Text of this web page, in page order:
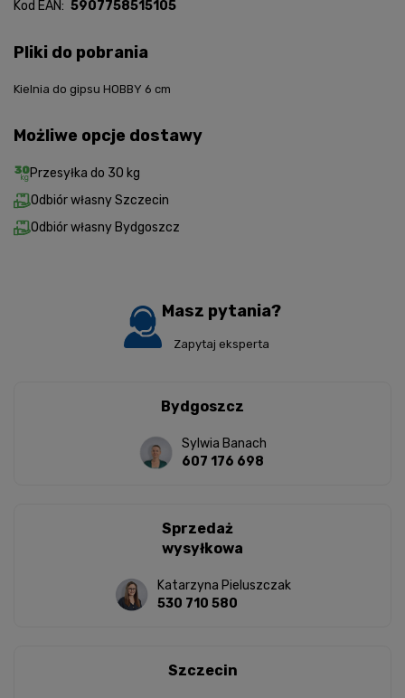
Kod EAN: 5907758515105
Pliki do pobrania
Kielnia do gipsu HOBBY 6 cm
Możliwe opcje dostawy
Przesyłka do 30 kg
Odbiór własny Szczecin
Odbiór własny Bydgoszcz
Masz pytania?
Zapytaj eksperta
Szczecin
Bydgoszcz
Sylwia Banach
607 176 698
Sprzedaż
wysyłkowa
Katarzyna Pieluszczak
530 710 580